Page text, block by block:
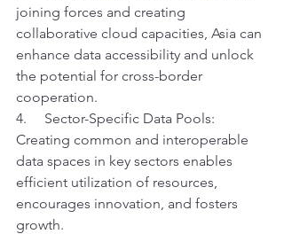
joining forces and creating
collaborative cloud capacities, Asia can
enhance data accessibility and unlock
the potential for cross-border
cooperation.
4.     Sector-Specific Data Pools:
Creating common and interoperable
data spaces in key sectors enables
efficient utilization of resources,
encourages innovation, and fosters
growth.